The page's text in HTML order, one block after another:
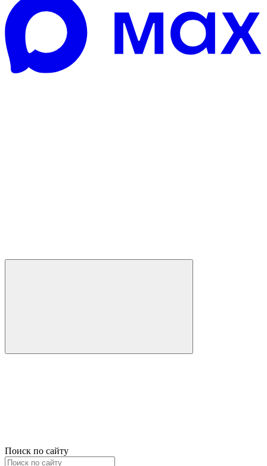
Поиск по сайту